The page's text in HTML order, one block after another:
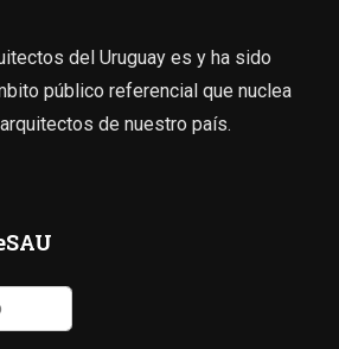
del Uruguay es y ha sido
público referencial que nuclea
de nuestro país.